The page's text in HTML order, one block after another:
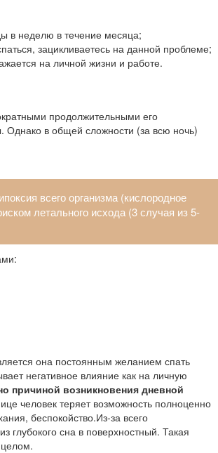
в неделю в течение месяца;
зацикливаетесь на данной проблеме;
на личной жизни и работе.
продолжительными его
Однако в общей сложности (за всю ночь)
всего организма (кислородное
летального исхода (3 случая из 5-
она постоянным желанием спать
негативное влияние как на личную
причиной возникновения дневной
человек теряет возможность полноценно
беспокойство.Из-за всего
глубокого сна в поверхностный. Такая
целом.